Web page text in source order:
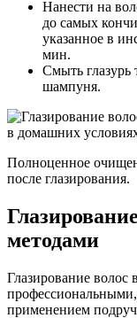
Нанести на
до самых
указанное в
мин.
Смыть глазурь
шампуня.
Полноценное
после глазирования.
методами
Глазирование
применением